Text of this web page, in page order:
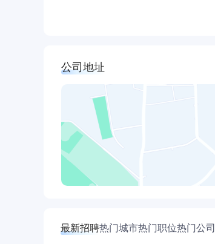
公司地址
最新招聘热门城市热门职位热门公司